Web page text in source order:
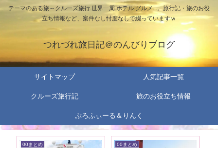
テーマのある旅～クルーズ旅行.世界一周.ホテル.グルメ...。旅行記・旅のお役
立ち情報など、案件なし忖度なしで綴っていますｗ
つれづれ旅日記＠のんびりブログ
サイトマップ 人気記事一覧
クルーズ旅行記 旅のお役立ち情報
ぷろふぃーる＆りんく
00まとめ 00まとめ